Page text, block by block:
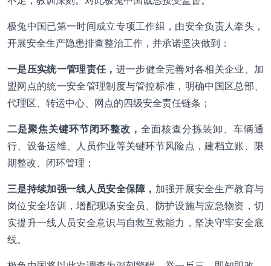
极兔中国已第一时间成立专项工作组，由安全负责人牵头，
开展安全生产隐患排查整治工作，并承诺坚决做到：
一是压实统一管理责任， 进一步健全完善对各相关企业、加
盟网点的统一安全管理制度与管控标准，明确中国区总部、
代理区、转运中心、网点的四级安全责任链条；
二是聚焦关键环节闭环整改， 全面核查分拣装卸、车辆通
行、设备运维、人员作业等关键环节风险点，建档立账、限
期整改、闭环管理；
三是持续加强一线人员安全保障， 加强开展安全生产教育与
岗位安全培训，增配现场安全员、防护设施与应急物资，切
实提升一线人员安全意识与自救互救能力，坚决守牢安全底
线。